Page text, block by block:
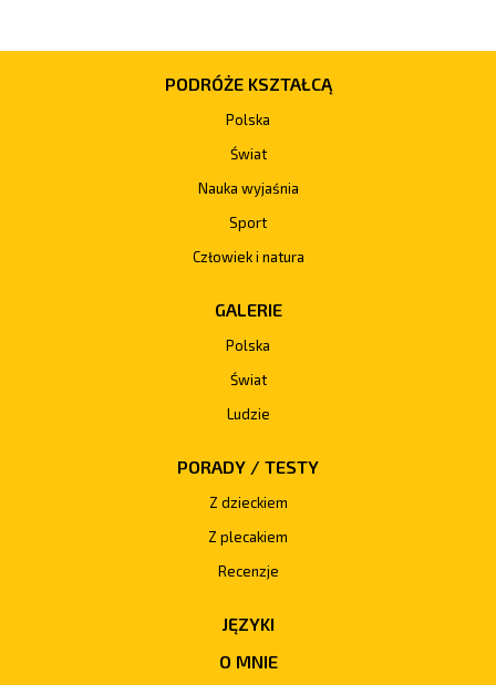
PODRÓŻE KSZTAŁCĄ
Polska
Świat
Nauka wyjaśnia
Sport
Człowiek i natura
GALERIE
Polska
Świat
Ludzie
PORADY / TESTY
Z dzieckiem
Z plecakiem
Recenzje
JĘZYKI
O MNIE